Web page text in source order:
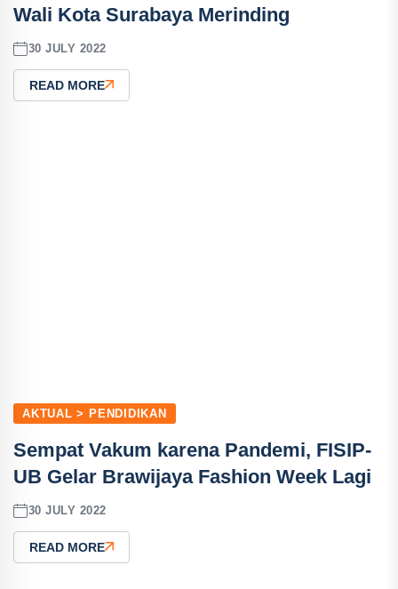
Wali Kota Surabaya Merinding
30 JULY 2022
READ MORE
AKTUAL > PENDIDIKAN
Sempat Vakum karena Pandemi, FISIP-
UB Gelar Brawijaya Fashion Week Lagi
30 JULY 2022
READ MORE